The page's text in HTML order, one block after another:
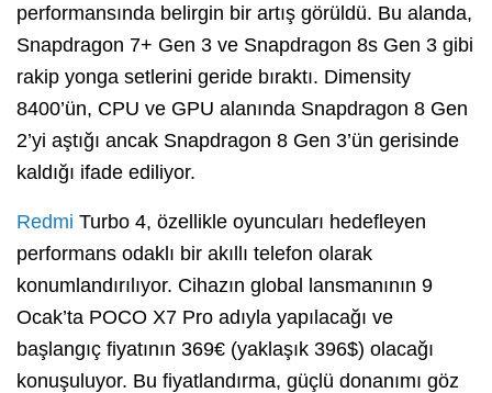
performansında belirgin bir artış görüldü. Bu alanda,
Snapdragon 7+ Gen 3 ve Snapdragon 8s Gen 3 gibi
rakip yonga setlerini geride bıraktı. Dimensity
8400’ün, CPU ve GPU alanında Snapdragon 8 Gen
2’yi aştığı ancak Snapdragon 8 Gen 3’ün gerisinde
kaldığı ifade ediliyor.
Redmi Turbo 4, özellikle oyuncuları hedefleyen
performans odaklı bir akıllı telefon olarak
konumlandırılıyor. Cihazın global lansmanının 9
Ocak’ta POCO X7 Pro adıyla yapılacağı ve
başlangıç fiyatının 369€ (yaklaşık 396$) olacağı
konuşuluyor. Bu fiyatlandırma, güçlü donanımı göz